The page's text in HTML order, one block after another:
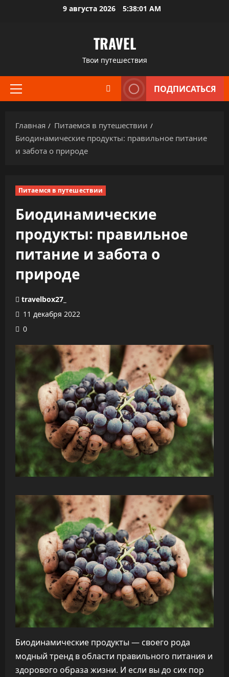
9 августа 2026 5:38:02 AM
TRAVEL
Твои путешествия
Основное
ПОДПИСАТЬСЯ
Главная
Питаемся в путешествии
Биодинамические продукты: правильное питание
и забота о природе
Питаемся в путешествии
Биодинамические
продукты: правильное
питание и забота о
природе
travelbox27_
11 декабря 2022
0
Биодинамические продукты — своего рода
модный тренд в области правильного питания и
здорового образа жизни. И если вы до сих пор